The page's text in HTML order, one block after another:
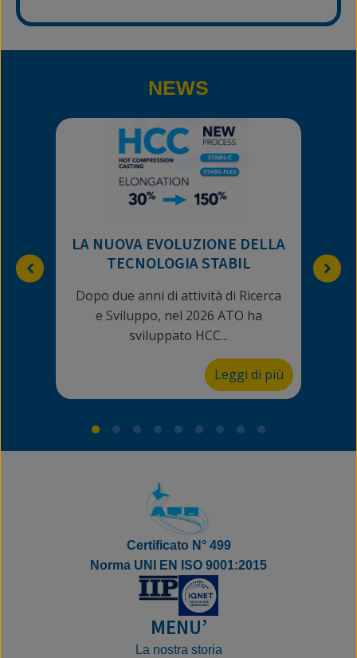
NEWS
LA NUOVA EVOLUZIONE DELLA
TECNOLOGIA STABIL
Dopo due anni di attività di Ricerca
e Sviluppo, nel 2026 ATO ha
sviluppato HCC...
Leggi di più
Certificato N° 499
Norma UNI EN ISO 9001:2015
MENU’
La nostra storia